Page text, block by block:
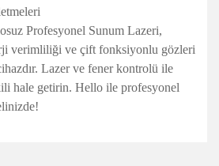
Profesyonel Sunum Lazeri,
verimliliği ve çift fonksiyonlu gözleri
Lazer ve fener kontrolü ile
hale getirin. Hello ile profesyonel